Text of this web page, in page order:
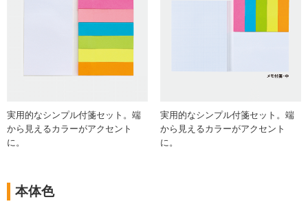
実用的なシンプル付箋セット。端
から見えるカラーがアクセント
に。
実用的なシンプル付箋セット。端
から見えるカラーがアクセント
に。
本体色